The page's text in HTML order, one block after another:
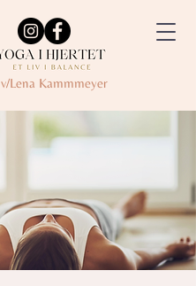
v/Lena Kammmeyer